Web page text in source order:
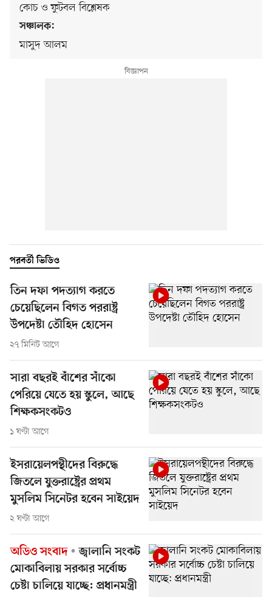
কোচ ও ফুটবল বিশ্লেষক
সঞ্চালক:
মাসুদ আলম
পরবর্তী ভিডিও
তিন দফা পদত্যাগ করতে
চেয়েছিলেন বিগত পররাষ্ট্র
উপদেষ্টা তৌহিদ হোসেন
২৭ মিনিট আগে
সারা বছরই বাঁশের সাঁকো
পেরিয়ে যেতে হয় স্কুলে, আছে
শিক্ষকসংকটও
১ ঘণ্টা আগে
ইসরায়েলপন্থীদের বিরুদ্ধে
জিতলে যুক্তরাষ্ট্রের প্রথম
মুসলিম সিনেটর হবেন সাইয়েদ
২ ঘণ্টা আগে
অডিও সংবাদ
জ্বালানি সংকট
মোকাবিলায় সরকার সর্বোচ্চ
চেষ্টা চালিয়ে যাচ্ছে: প্রধানমন্ত্রী